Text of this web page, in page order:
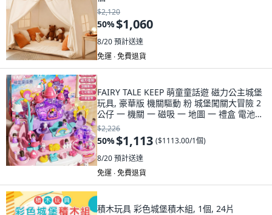
$2,120
50%$1,060
8/20預計送達
免運 ∙ 免費退貨
FAIRY TALE KEEP 萌童童話遊 磁力公主城堡
玩具, 豪華版 機關驅動 粉 城堡闖關大冒險 2
公仔 一 機關 一 磁吸 一 地圖 一 禮盒 電池版,
1套
$2,226
50%$1,113 ($1113.00/1個)
8/20預計送達
免運 ∙ 免費退貨
積木玩具 彩色城堡積木組, 1個, 24片